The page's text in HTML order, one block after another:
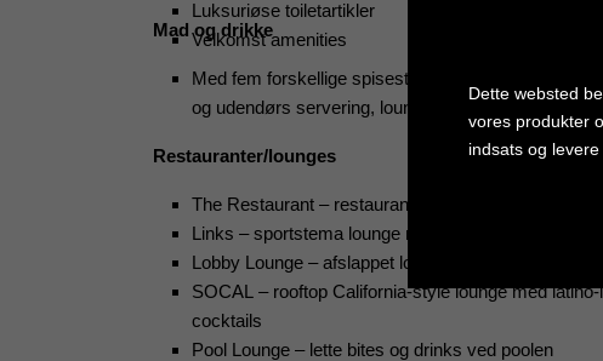
Luksuriøse toiletartikler
Velkomst amenities
Mad og drikke
Med fem forskellige spisesteder er hver dag en
og udendørs servering, lounges og quick service-
Restauranter/lounges
The Restaurant – restaurant i elegante, “apartment-
Links – sportstema lounge med restaurant og bar
Lobby Lounge – afslappet lounge til forfriskninger
SOCAL – rooftop California-style lounge med
cocktails
Pool Lounge – lette bites og drinks ved poolen
Dette websted
vores produkter
indsats og